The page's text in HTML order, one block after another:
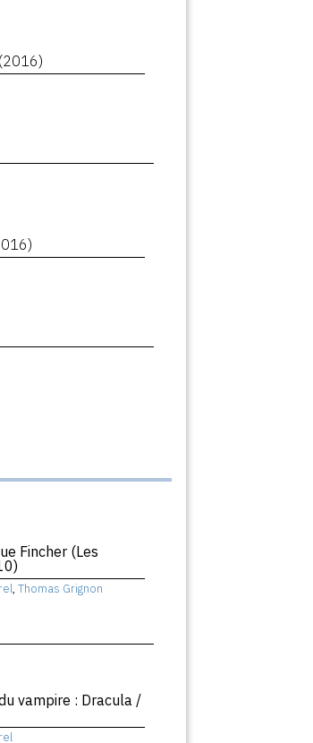
(2016)
Fincher (Les
, Thomas Grignon
vampire : Dracula /